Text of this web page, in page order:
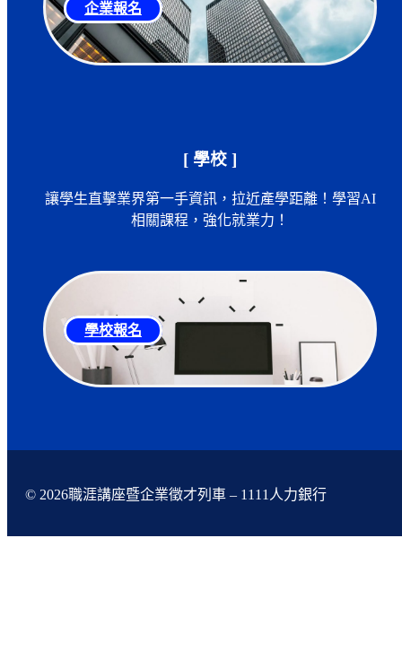
企業報名
[ 學校 ]
讓學生直擊業界第一手資訊，拉近產學距離！學習AI
相關課程，強化就業力！
學校報名
© 2026職涯講座暨企業徵才列車 – 1111人力銀行